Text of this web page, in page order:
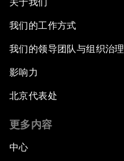
关于我们
我们的工作方式
我们的领导团队与组织治理
影响力
北京代表处
更多内容
中心